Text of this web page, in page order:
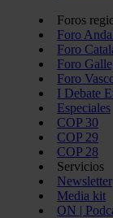
Foros
Foro
Foro
Foro
Foro
I Debate
Especiales
COP 30
COP 29
COP 28
Servicios
Newsletter
Media kit
ON |